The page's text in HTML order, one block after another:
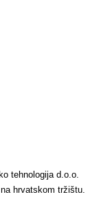
tehnologija d.o.o.
hrvatskom tržištu.